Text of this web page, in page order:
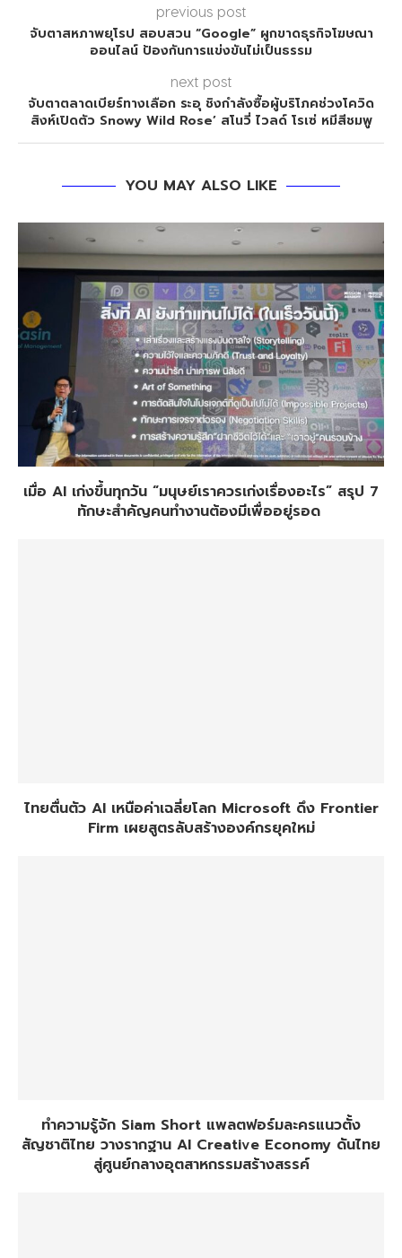
previous post
จับตาสหภาพยุโรป สอบสวน “Google” ผูกขาดธุรกิจโฆษณา
ออนไลน์ ป้องกันการแข่งขันไม่เป็นธรรม
next post
จับตาตลาดเบียร์ทางเลือก ระอุ ชิงกำลังซื้อผู้บริโภคช่วงโควิด
สิงห์เปิดตัว Snowy Wild Rose’ สโนวี่ ไวลด์ โรเซ่ หมีสีชมพู
YOU MAY ALSO LIKE
เมื่อ AI เก่งขึ้นทุกวัน “มนุษย์เราควรเก่งเรื่องอะไร” สรุป 7
ทักษะสำคัญคนทำงานต้องมีเพื่ออยู่รอด
ไทยตื่นตัว AI เหนือค่าเฉลี่ยโลก Microsoft ดึง Frontier
Firm เผยสูตรลับสร้างองค์กรยุคใหม่
ทำความรู้จัก Siam Short แพลตฟอร์มละครแนวตั้ง
สัญชาติไทย วางรากฐาน AI Creative Economy ดันไทย
สู่ศูนย์กลางอุตสาหกรรมสร้างสรรค์